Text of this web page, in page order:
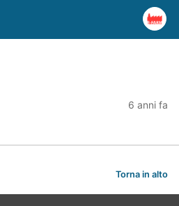
6 anni fa
Torna in alto